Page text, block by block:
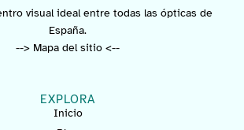
visual ideal entre todas las ópticas de
España.
--> Mapa del sitio <--
EXPLORA
Inicio